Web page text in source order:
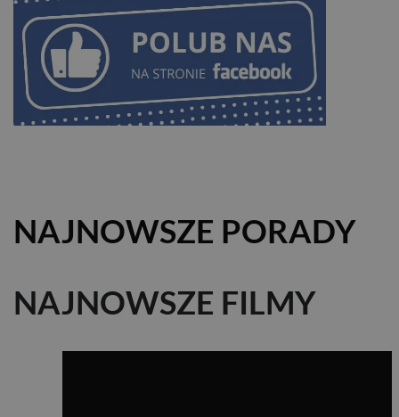
NAJNOWSZE PORADY
NAJNOWSZE FILMY